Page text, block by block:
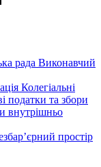
рада Виконавчий
Колегіальні
податки та збори
внутрішньо
простір